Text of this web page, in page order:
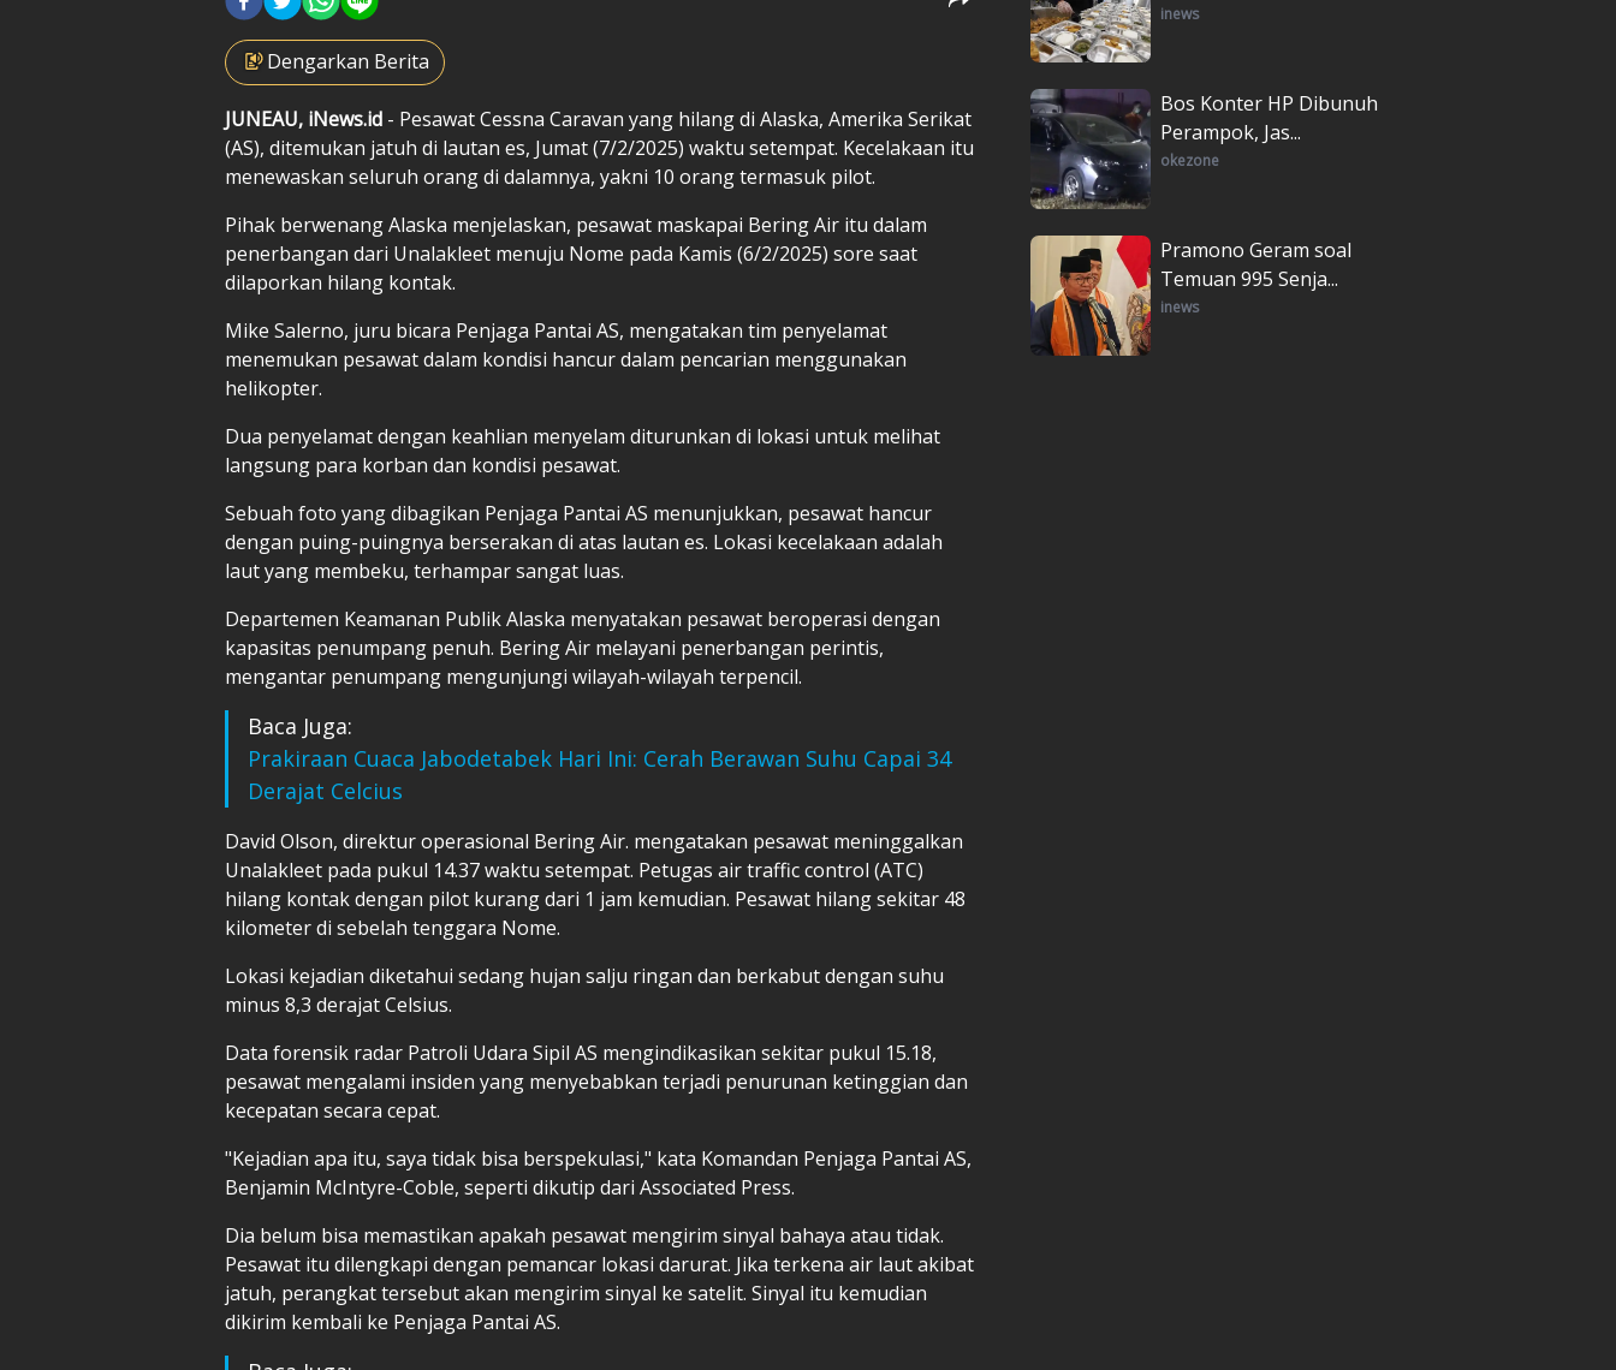
Dengarkan Berita
JUNEAU, iNews.id - Pesawat Cessna Caravan yang hilang di Alaska, Amerika Serikat
(AS), ditemukan jatuh di lautan es, Jumat (7/2/2025) waktu setempat. Kecelakaan itu
menewaskan seluruh orang di dalamnya, yakni 10 orang termasuk pilot.
Pihak berwenang Alaska menjelaskan, pesawat maskapai Bering Air itu dalam
penerbangan dari Unalakleet menuju Nome pada Kamis (6/2/2025) sore saat
dilaporkan hilang kontak.
Mike Salerno, juru bicara Penjaga Pantai AS, mengatakan tim penyelamat
menemukan pesawat dalam kondisi hancur dalam pencarian menggunakan
helikopter.
Dua penyelamat dengan keahlian menyelam diturunkan di lokasi untuk melihat
langsung para korban dan kondisi pesawat.
Sebuah foto yang dibagikan Penjaga Pantai AS menunjukkan, pesawat hancur
dengan puing-puingnya berserakan di atas lautan es. Lokasi kecelakaan adalah
laut yang membeku, terhampar sangat luas.
Departemen Keamanan Publik Alaska menyatakan pesawat beroperasi dengan
kapasitas penumpang penuh. Bering Air melayani penerbangan perintis,
mengantar penumpang mengunjungi wilayah-wilayah terpencil.
Baca Juga:
Prakiraan Cuaca Jabodetabek Hari Ini: Cerah Berawan Suhu Capai 34
Derajat Celcius
David Olson, direktur operasional Bering Air. mengatakan pesawat meninggalkan
Unalakleet pada pukul 14.37 waktu setempat. Petugas air traffic control (ATC)
hilang kontak dengan pilot kurang dari 1 jam kemudian. Pesawat hilang sekitar 48
kilometer di sebelah tenggara Nome.
Lokasi kejadian diketahui sedang hujan salju ringan dan berkabut dengan suhu
minus 8,3 derajat Celsius.
Data forensik radar Patroli Udara Sipil AS mengindikasikan sekitar pukul 15.18,
pesawat mengalami insiden yang menyebabkan terjadi penurunan ketinggian dan
kecepatan secara cepat.
"Kejadian apa itu, saya tidak bisa berspekulasi," kata Komandan Penjaga Pantai AS,
Benjamin McIntyre-Coble, seperti dikutip dari Associated Press.
Dia belum bisa memastikan apakah pesawat mengirim sinyal bahaya atau tidak.
Pesawat itu dilengkapi dengan pemancar lokasi darurat. Jika terkena air laut akibat
jatuh, perangkat tersebut akan mengirim sinyal ke satelit. Sinyal itu kemudian
dikirim kembali ke Penjaga Pantai AS.
inews
Bos Konter HP Dibunuh
Perampok, Jas...
okezone
Pramono Geram soal
Temuan 995 Senja...
inews